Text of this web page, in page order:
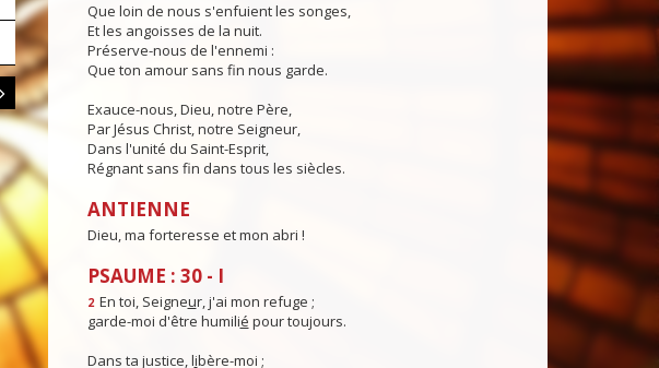
Que loin de nous s'enfuient les songes,
Et les angoisses de la nuit.
Préserve-nous de l'ennemi :
Que ton amour sans fin nous garde.
Exauce-nous, Dieu, notre Père,
Par Jésus Christ, notre Seigneur,
Dans l'unité du Saint-Esprit,
Régnant sans fin dans tous les siècles.
ANTIENNE
Dieu, ma forteresse et mon abri !
PSAUME : 30 - I
2 En toi, Seigneur, j'ai mon refuge ;
garde-moi d'être humilié pour toujours.
Dans ta justice, libère-moi ;